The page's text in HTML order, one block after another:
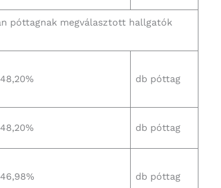
póttagnak megválasztott hallgatók
48,20% db póttag
48,20% db póttag
46,98% db póttag